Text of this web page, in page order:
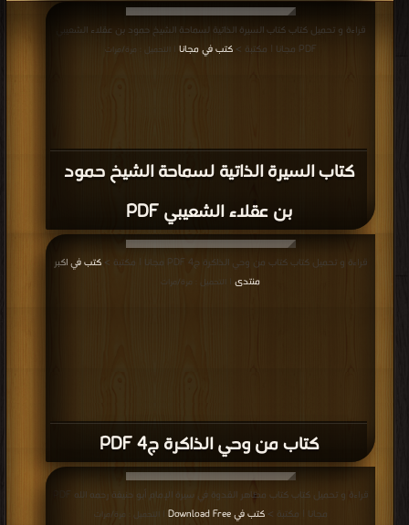
كتاب السيرة الذاتية لسماحة الشيخ حمود
بن عقلاء الشعيبي PDF
قراءة و تحميل كتاب كتاب السيرة الذاتية لسماحة الشيخ حمود بن عقلاء الشعيبي
PDF مجانا | مكتبة >
كتب في مجانا | التحميل : مرة/مرات
كتاب من وحي الذاكرة ج4 PDF
قراءة و تحميل كتاب كتاب من وحي الذاكرة ج4 PDF مجانا | مكتبة >
كتب في اكبر
منتدى
| التحميل : مرة/مرات
مجانا | مكتبة >كتب في Download Free | التحميل : مرة/مرات